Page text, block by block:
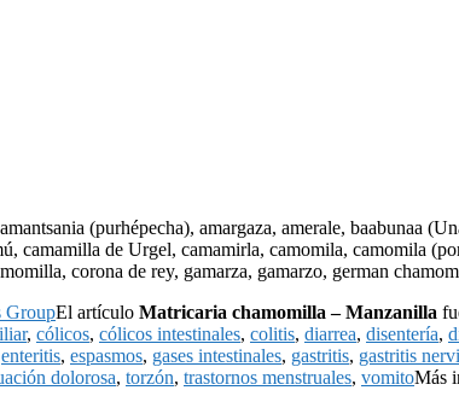
(purhépecha), amargaza, amerale, baabunaa
camamilla de Urgel, camamirla, camomila, camomila
corona de rey, gamarza, gamarzo, german
GroupEl artículo Matricaria chamomilla – Manzanilla
, cólicos, cólicos intestinales, colitis, diarrea, disentería,
enteritis, espasmos, gases intestinales, gastritis, gastritis
dolorosa, torzón, trastornos menstruales, vomitoMás